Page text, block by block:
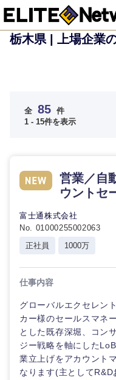
栃木県 | 上場企業
全 85 件
1 - 15件を表示
営業／自
ウントセ
富士通株式会社
No. 01000255002063
正社員
1000万
仕事内容
グローバルエクセレン
カー様のセールスマネ
とした既存深堀、コン
ジー戦略を軸にした
業立上げをアカウント
なります(主としてR&D